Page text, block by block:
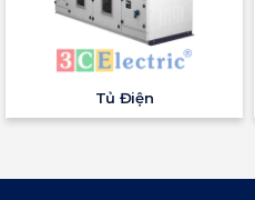
Tủ Điện